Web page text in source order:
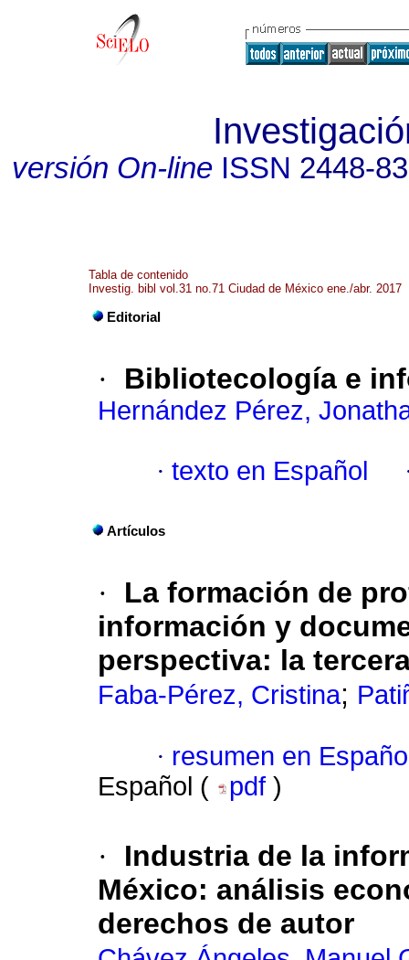
versión On-lineISSN 2448-
Tabla de contenido
Investig. bibl vol.31 no.71 Ciudad de México ene./abr. 2017
Editorial
· Bibliotecología e
Hernández Pérez,
· texto en Español
Artículos
·
La formación de
información y
perspectiva: la
Faba-Pérez, Cristina;
· resumen en
Español (
pdf )
·
Industria de la
México: análisis
derechos de autor